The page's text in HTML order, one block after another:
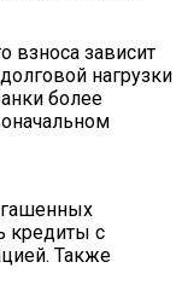
взноса зависит
нагрузки
более
кредиты с
Также